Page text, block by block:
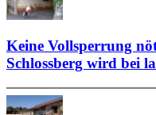
Keine Vollsperrung
Schlossberg wird bei